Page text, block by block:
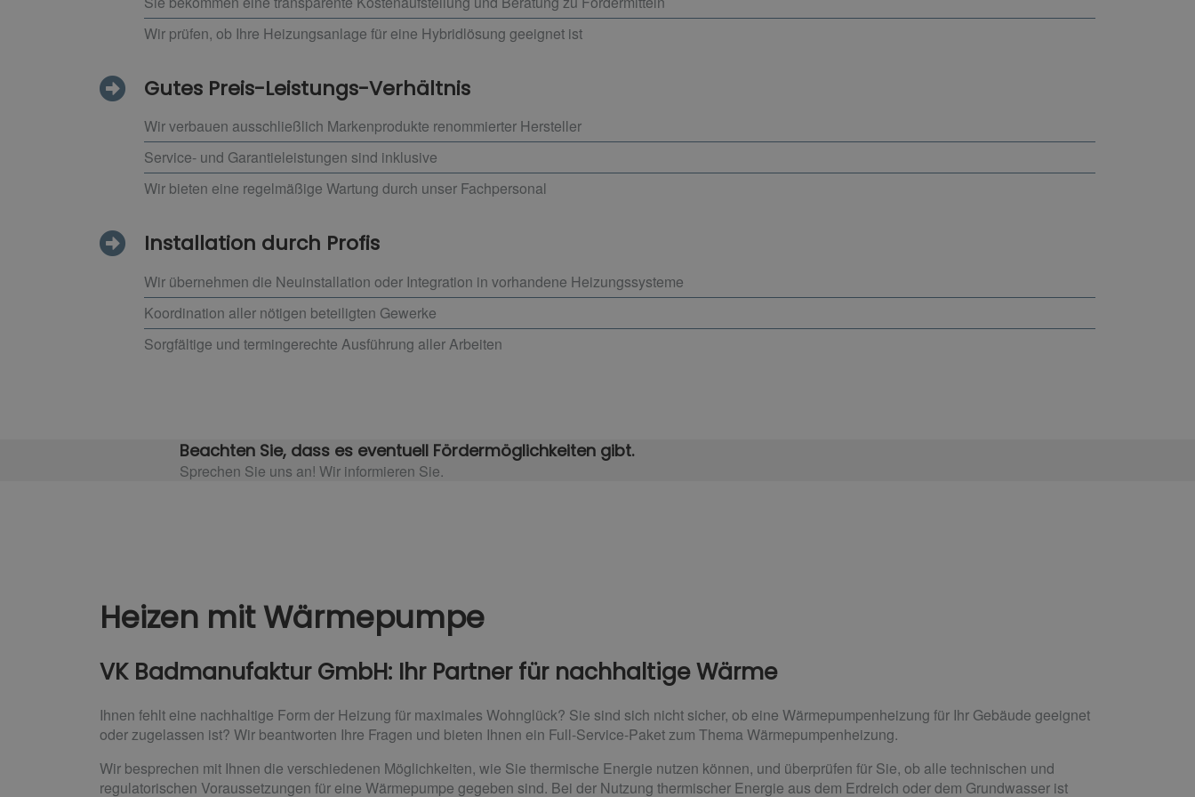
Wir prüfen, ob Ihre Heizungsanlage für eine Hybridlösung geeignet ist
Gutes Preis-Leistungs-Verhältnis
Wir verbauen ausschließlich Markenprodukte renommierter Hersteller
Service- und Garantieleistungen sind inklusive
Wir bieten eine regelmäßige Wartung durch unser Fachpersonal
Installation durch Profis
Wir übernehmen die Neuinstallation oder Integration in vorhandene Heizungssysteme
Koordination aller nötigen beteiligten Gewerke
Sorgfältige und termingerechte Ausführung aller Arbeiten
Beachten Sie, dass es eventuell Fördermöglichkeiten gibt.
Sprechen Sie uns an! Wir informieren Sie.
Heizen mit Wärmepumpe
VK Badmanufaktur GmbH: Ihr Partner für nachhaltige Wärme
Ihnen fehlt eine nachhaltige Form der Heizung für maximales Wohnglück? Sie sind sich nicht sicher, ob eine Wärmepumpenheizung für Ihr Gebäude geeignet
oder zugelassen ist? Wir beantworten Ihre Fragen und bieten Ihnen ein Full-Service-Paket zum Thema Wärmepumpenheizung.
Wir besprechen mit Ihnen die verschiedenen Möglichkeiten, wie Sie thermische Energie nutzen können, und überprüfen für Sie, ob alle technischen und
regulatorischen Voraussetzungen für eine Wärmepumpe gegeben sind. Bei der Nutzung thermischer Energie aus dem Erdreich oder dem Grundwasser ist